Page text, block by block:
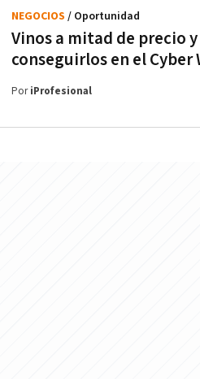
Vinos a mitad de precio
conseguirlos en el Cyber
NEGOCIOS / Oportunidad
PoriProfesional